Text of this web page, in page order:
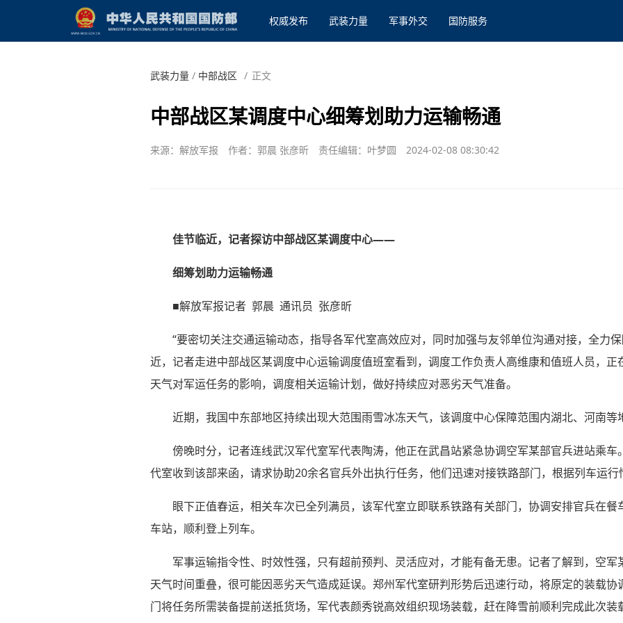
权威发布 武装力量 军事外交 国防服务
武装力量/ 中部战区 / 正文
中部战区某调度中心细筹划助力运输畅通
来源：解放军报 作者：郭晨 张彦昕 责任编辑：叶梦圆 2024-02-08 08:30:42
佳节临近，记者探访中部战区某调度中心——
细筹划助力运输畅通
■解放军报记者 郭晨 通讯员 张彦昕
“要密切关注交通运输动态，指导各军代室高效应对，同时加强与友邻单位沟通对接，全力
近，记者走进中部战区某调度中心运输调度值班室看到，调度工作负责人高维康和值班人员，
天气对军运任务的影响，调度相关运输计划，做好持续应对恶劣天气准备。
近期，我国中东部地区持续出现大范围雨雪冰冻天气，该调度中心保障范围内湖北、河南等
傍晚时分，记者连线武汉军代室军代表陶涛，他正在武昌站紧急协调空军某部官兵进站乘
代室收到该部来函，请求协助20余名官兵外出执行任务，他们迅速对接铁路部门，根据列车运
眼下正值春运，相关车次已全列满员，该军代室立即联系铁路有关部门，协调安排官兵在
车站，顺利登上列车。
军事运输指令性、时效性强，只有超前预判、灵活应对，才能有备无患。记者了解到，空
天气时间重叠，很可能因恶劣天气造成延误。郑州军代室研判形势后迅速行动，将原定的装载
门将任务所需装备提前送抵货场，军代表颜秀锐高效组织现场装载，赶在降雪前顺利完成此次装